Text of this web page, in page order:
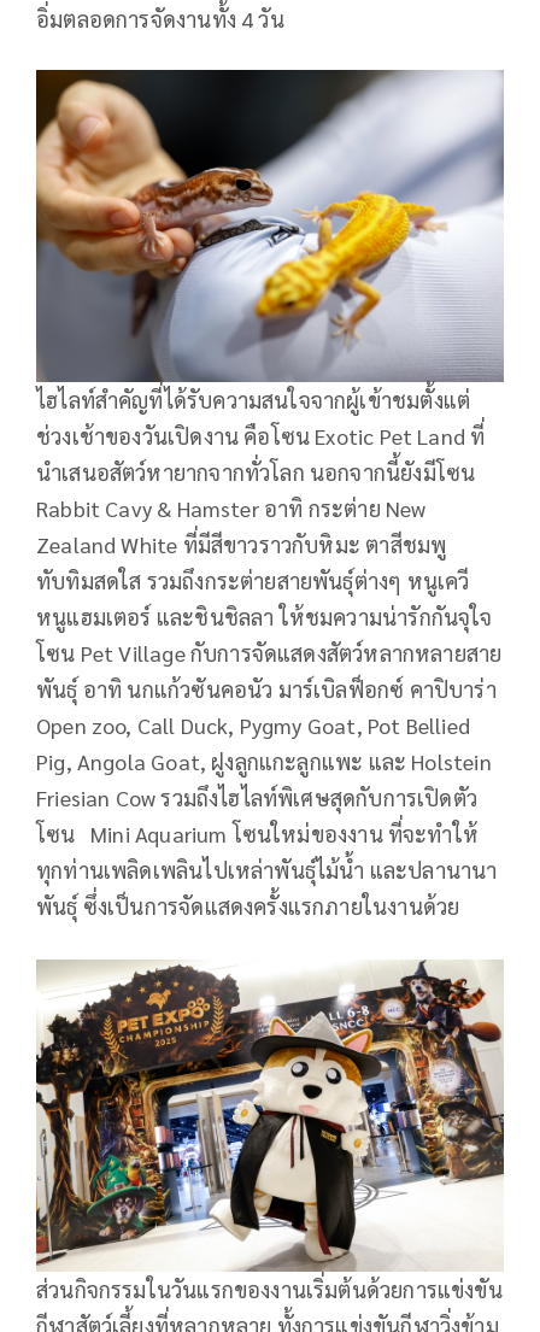
อิ่มตลอดการจัดงานทั้ง 4 วัน
ไฮไลท์สำคัญที่ได้รับความสนใจจากผู้เข้าชมตั้งแต่
ช่วงเช้าของวันเปิดงาน คือโซน Exotic Pet Land ที่
นำเสนอสัตว์หายากจากทั่วโลก นอกจากนี้ยังมีโซน
Rabbit Cavy & Hamster อาทิ กระต่าย New
Zealand White ที่มีสีขาวราวกับหิมะ ตาสีชมพู
ทับทิมสดใส รวมถึงกระต่ายสายพันธุ์ต่างๆ หนูเควี
หนูแฮมเตอร์ และชินชิลลา ให้ชมความน่ารักกันจุใจ
โซน Pet Village กับการจัดแสดงสัตว์หลากหลายสาย
พันธุ์ อาทิ นกแก้วซันคอนัว มาร์เบิลฟ็อกซ์ คาปิบาร่า
Open zoo, Call Duck, Pygmy Goat, Pot Bellied
Pig, Angola Goat, ฝูงลูกแกะลูกแพะ และ Holstein
Friesian Cow รวมถึงไฮไลท์พิเศษสุดกับการเปิดตัว
โซน Mini Aquarium โซนใหม่ของงาน ที่จะทำให้
ทุกท่านเพลิดเพลินไปเหล่าพันธุ์ไม้น้ำ และปลานานา
พันธุ์ ซึ่งเป็นการจัดแสดงครั้งแรกภายในงานด้วย
ส่วนกิจกรรมในวันแรกของงานเริ่มต้นด้วยการแข่งขัน
กีฬาสัตว์เลี้ยงที่หลากหลาย ทั้งการแข่งขันกีฬาวิ่งข้าม